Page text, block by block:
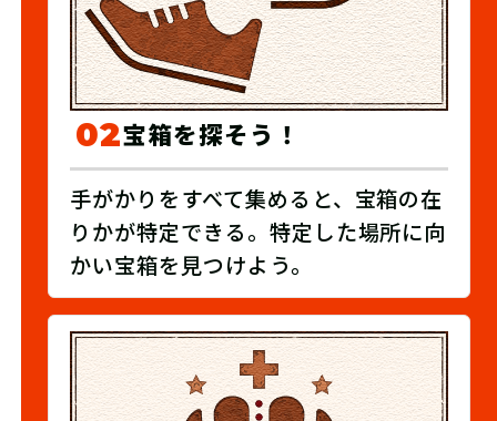
02宝箱を探そう！
手がかりをすべて集めると、宝箱の在
りかが特定できる。特定した場所に向
かい宝箱を見つけよう。